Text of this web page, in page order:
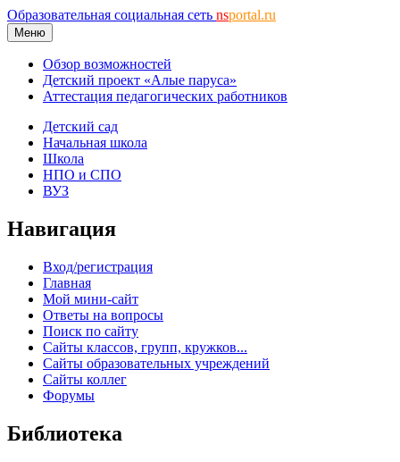
Образовательная социальная сеть nsportal.ru
Меню
Обзор возможностей
Детский проект «Алые паруса»
Аттестация педагогических работников
Детский сад
Начальная школа
Школа
НПО и СПО
ВУЗ
Навигация
Вход/регистрация
Главная
Мой мини-сайт
Ответы на вопросы
Поиск по сайту
Сайты классов, групп, кружков...
Сайты образовательных учреждений
Сайты коллег
Форумы
Библиотека